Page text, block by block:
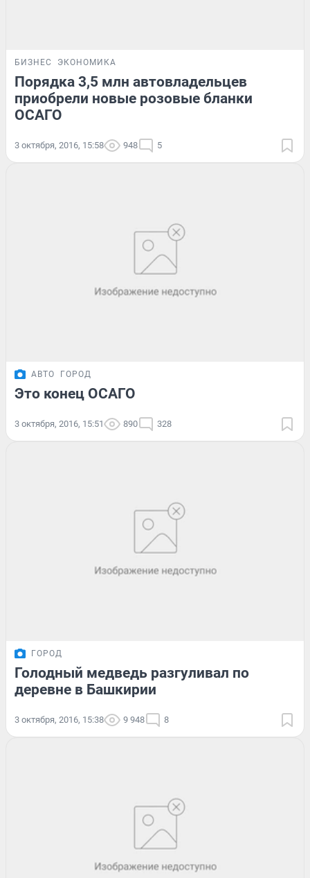
БИЗНЕС ЭКОНОМИКА
Порядка 3,5 млн автовладельцев
приобрели новые розовые бланки
ОСАГО
3 октября, 2016, 15:58 948 5
АВТО ГОРОД
Это конец ОСАГО
3 октября, 2016, 15:51 890 328
ГОРОД
Голодный медведь разгуливал по
деревне в Башкирии
3 октября, 2016, 15:38 9 948 8